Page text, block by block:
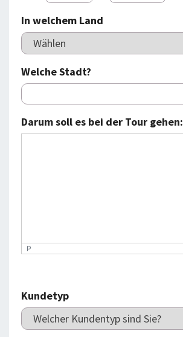
In welchem Land
Welche Stadt?
Darum soll es bei der Tour gehen:
P
Kundetyp